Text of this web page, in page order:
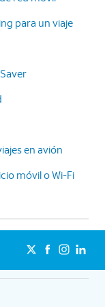
para un viaje
en avión
móvil o Wi-Fi